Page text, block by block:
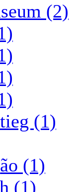
(2)
(1)
(1)
(1)